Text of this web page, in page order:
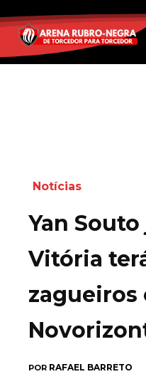
Notícias
Yan
Vitória
zagueiros
POR RAFAEL BARRETO